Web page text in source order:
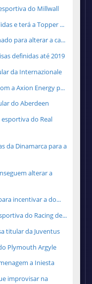
do Millwall
e terá a Topper ...
para alterar a ca...
definidas até 2019
da Internazionale
a Axion Energy p...
do Aberdeen
do Real
da Dinamarca para a
alterar a
incentivar a do...
do Racing de...
titular da Juventus
Plymouth Argyle
a Iniesta
improvisar na